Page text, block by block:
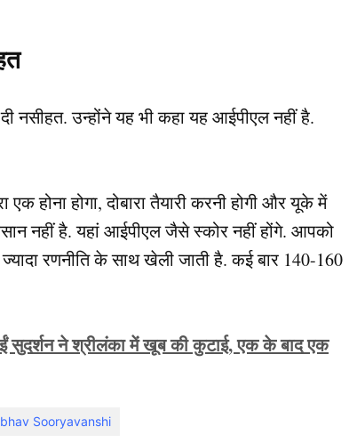
उन्होंने यह भी कहा यह आईपीएल नहीं है.
होना होगा, दोबारा तैयारी करनी होगी और यूके में
नहीं है. यहां आईपीएल जैसे स्कोर नहीं होंगे. आपको
रणनीति के साथ खेली जाती है. कई बार 140-160
ने श्रीलंका में खूब की कुटाई, एक के बाद एक
Sooryavanshi